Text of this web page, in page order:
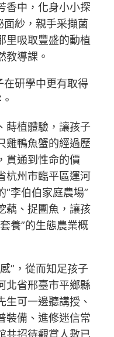
香中，化身小小探
面紗，親手采擷菌
里吸取豐盛的動植
教導課。
在研學中更有取得
蒔植體驗，讓孩子
雞鴨魚蟹的經過歷
，貫通到性命的價
杭州市臨平區運河
“李伯伯家庭農場”
藕、捉團魚，讓孩
養”的生態農業概
”，從而知足孩子
北省邢臺市平鄉縣
生可一邊聽講授、
裝備、進修迷信常